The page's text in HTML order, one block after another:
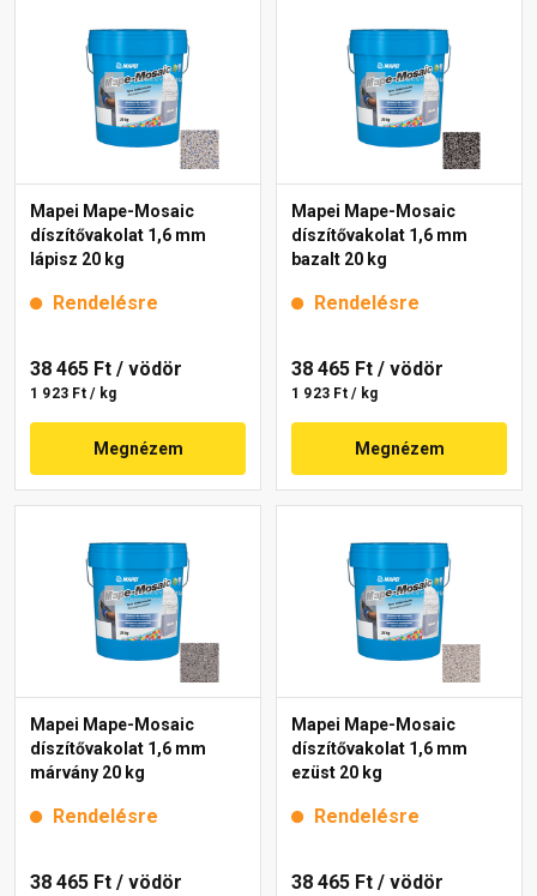
Mapei Mape-Mosaic
díszítővakolat 1,6 mm
lápisz 20 kg
Rendelésre
38 465 Ft / vödör
1 923 Ft / kg
Megnézem
Mapei Mape-Mosaic
díszítővakolat 1,6 mm
bazalt 20 kg
Rendelésre
38 465 Ft / vödör
1 923 Ft / kg
Megnézem
Mapei Mape-Mosaic
díszítővakolat 1,6 mm
márvány 20 kg
Rendelésre
38 465 Ft / vödör
Mapei Mape-Mosaic
díszítővakolat 1,6 mm
ezüst 20 kg
Rendelésre
38 465 Ft / vödör